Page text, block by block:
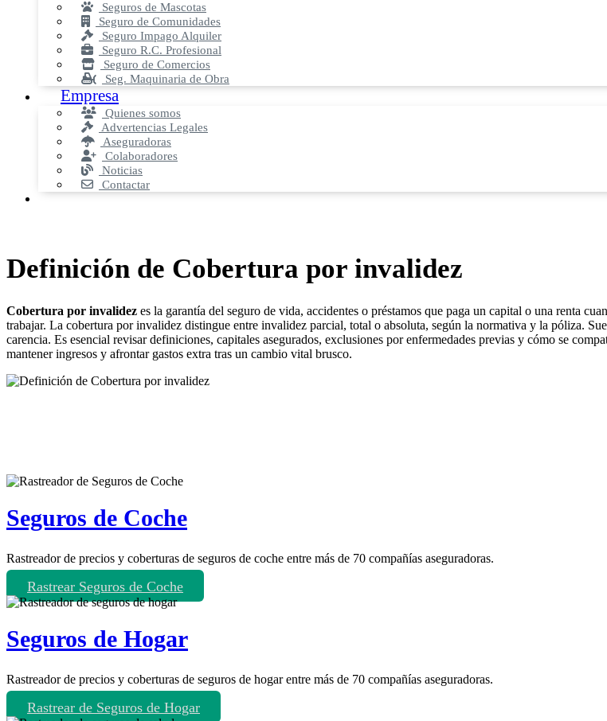
Seguros de Mascotas
Seguro de Comunidades
Seguro Impago Alquiler
Seguro R.C. Profesional
Seguro de Comercios
Seg. Maquinaria de Obra
Empresa
Quienes somos
Advertencias Legales
Aseguradoras
Colaboradores
Noticias
Contactar
Definición de Cobertura por invalidez
Cobertura por invalidez es la garantía del seguro de vida, accidentes o préstamos que paga un capital o una renta
trabajar. La cobertura por invalidez distingue entre invalidez parcial, total o absoluta, según la normativa y la póliza.
carencia. Es esencial revisar definiciones, capitales asegurados, exclusiones por enfermedades previas y cómo se
mantener ingresos y afrontar gastos extra tras un cambio vital brusco.
Seguros de Coche
Rastreador de precios y coberturas de seguros de coche entre más de 70 compañías aseguradoras.
Rastrear Seguros de Coche
Seguros de Hogar
Rastreador de precios y coberturas de seguros de hogar entre más de 70 compañías aseguradoras.
Rastrear de Seguros de Hogar